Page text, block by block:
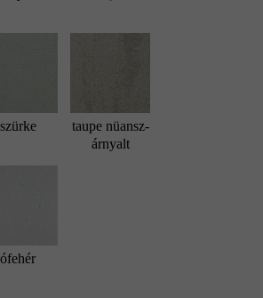
szürke
taupe nüansz-
árnyalt
ófehér